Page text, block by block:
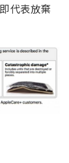
代表放棄